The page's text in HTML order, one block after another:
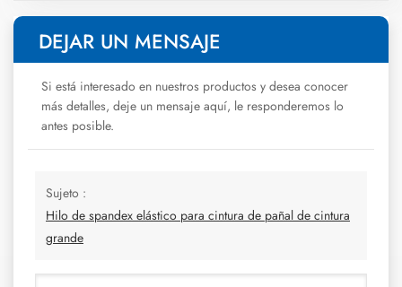
DEJAR UN MENSAJE
Si está interesado en nuestros productos y desea conocer
más detalles, deje un mensaje aquí, le responderemos lo
antes posible.
Sujeto :
Hilo de spandex elástico para cintura de pañal de cintura
grande